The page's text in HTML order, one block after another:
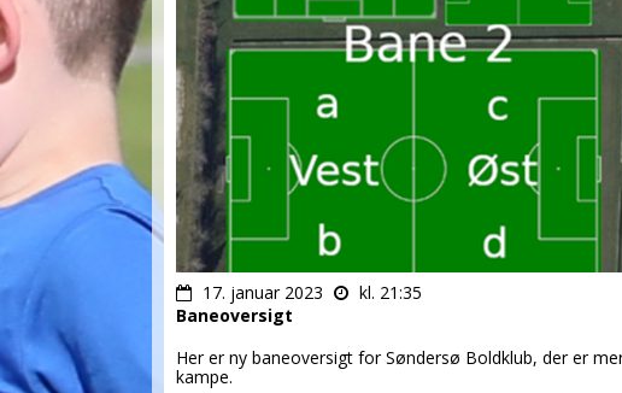
17. januar 2023
kl. 21:35
Baneoversigt
Her er ny baneoversigt for Søndersø Boldklub, der er
kampe.